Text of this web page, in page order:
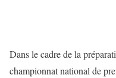
Dans le cadre de la
championnat national de